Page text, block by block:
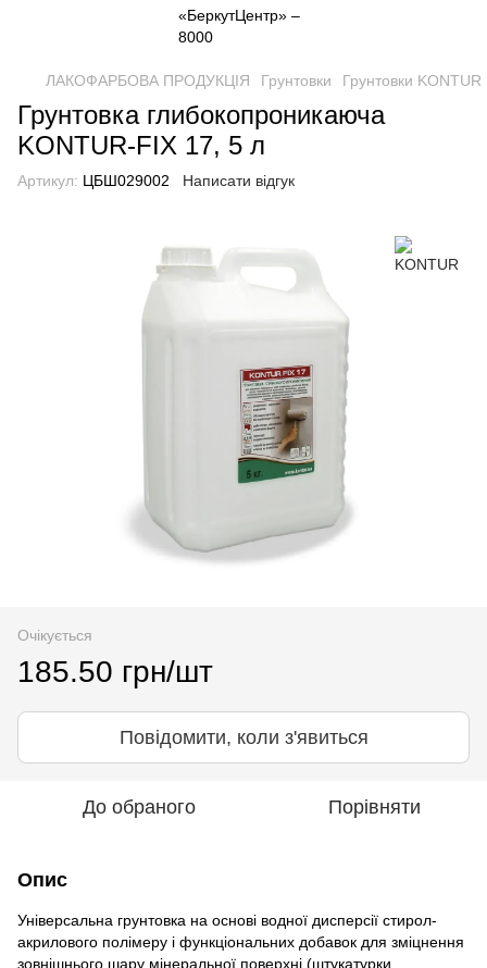
ЛАКОФАРБОВА ПРОДУКЦІЯ Грунтовки Грунтовки KONTUR
Грунтовка глибокопроникаюча
KONTUR-FIX 17, 5 л
Артикул: ЦБШ029002 Написати відгук
Очікується
185.50 грн/шт
Повідомити, коли з'явиться
До обраного Порівняти
Опис
Універсальна грунтовка на основі водної дисперсії стирол-
акрилового полімеру і функціональних добавок для зміцнення
зовнішнього шару мінеральної поверхні (штукатурки,